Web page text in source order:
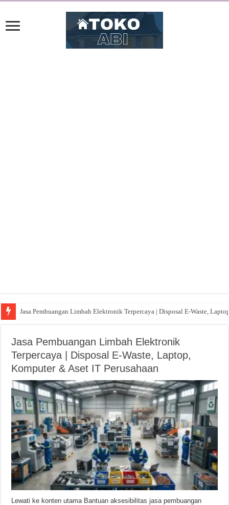
Jasa Pembuangan Limbah Elektronik Terpercaya | Disposal E-Waste,
Persewaan Meja Kursi Terdekat: Solusi Praktis untuk Acara Anda
Jasa Pembuangan Limbah Elektronik
Terpercaya | Disposal E-Waste, Laptop,
Komputer & Aset IT Perusahaan
Lewati ke konten utama Bantuan aksesibilitas jasa pembuangan